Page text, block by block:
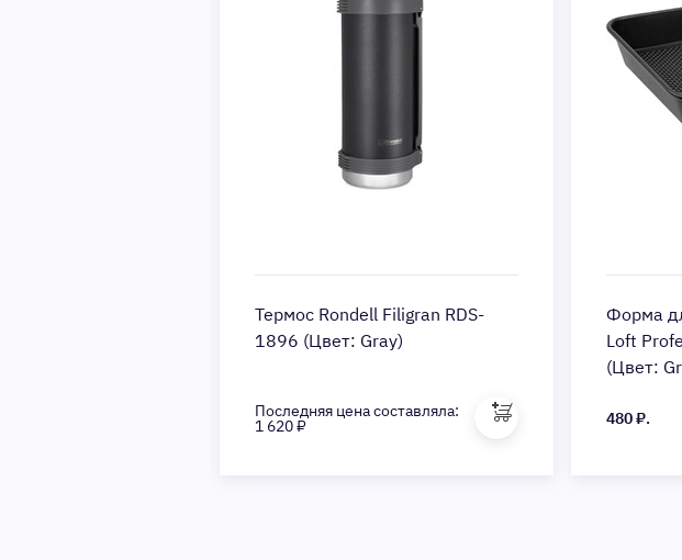
Термос Rondell Filigran RDS-
1896 (Цвет: Gray)
Последняя цена составляла:
1 620 ₽
Форма
Loft
(Цвет:
480 ₽.